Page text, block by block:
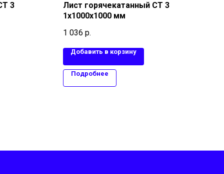
3
Лист горячекатанный СТ 3
1х1000х1000 мм
1 036 р.
Добавить в корзину
Подробнее